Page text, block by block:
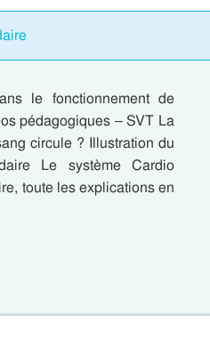
le fonctionnement de
pédagogiques – SVT La
circule ? Illustration du
Le système Cardio
toute les explications en